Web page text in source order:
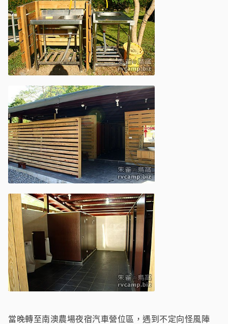
當晚轉至南澳農場夜宿汽車營位區，遇到不定向怪風陣